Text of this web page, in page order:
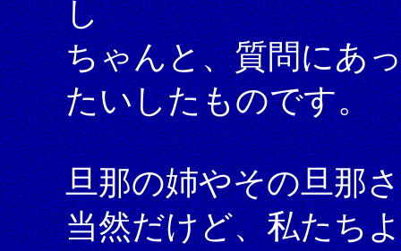
し
ちゃんと、質問にあ
たいしたものです。
旦那の姉やその旦那
当然だけど、私たち